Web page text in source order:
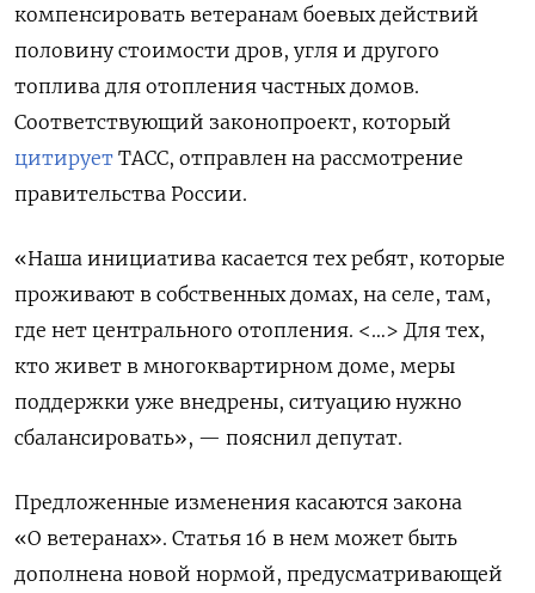
компенсировать ветеранам боевых действий
половину стоимости дров, угля и другого
топлива для отопления частных домов.
Соответствующий законопроект, который
цитирует ТАСС, отправлен на рассмотрение
правительства России.
«Наша инициатива касается тех ребят, которые
проживают в собственных домах, на селе, там,
где нет центрального отопления. <…> Для тех,
кто живет в многоквартирном доме, меры
поддержки уже внедрены, ситуацию нужно
сбалансировать», — пояснил депутат.
Предложенные изменения касаются закона
«О ветеранах». Статья 16 в нем может быть
дополнена новой нормой, предусматривающей